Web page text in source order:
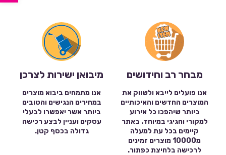
מבחר רב וחידושים
אנו פועלים לייבא ולשווק את
המוצרים החדשים והאיכותיים
ביותר שיהפכו כל אירוע
למקורי וחגיגי במיוחד. באתר
קיימים בכל עת למעלה
מ10000 מוצרים זמינים
לרכישה בלחיצת כפתור.
מיבואן ישירות לצרכן
אנו מתמחים ביבוא מוצרים
במחירים הנגישים והטובים
ביותר אשר יאפשרו לבעלי
עסקים ועניין לבצע רכישה
גדולה בכסף קטן.